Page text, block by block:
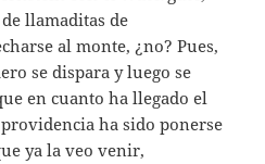
llamaditas de
al monte, ¿no? Pues,
se dispara y luego se
en cuanto ha llegado el
ha sido ponerse
ya la veo venir,